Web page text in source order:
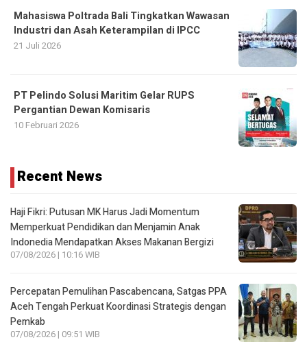
Mahasiswa Poltrada Bali Tingkatkan Wawasan
Industri dan Asah Keterampilan di IPCC
21 Juli 2026
PT Pelindo Solusi Maritim Gelar RUPS
Pergantian Dewan Komisaris
10 Februari 2026
Recent News
Haji Fikri: Putusan MK Harus Jadi Momentum
Memperkuat Pendidikan dan Menjamin Anak
Indonedia Mendapatkan Akses Makanan Bergizi
07/08/2026 | 10:16 WIB
Percepatan Pemulihan Pascabencana, Satgas PPA
Aceh Tengah Perkuat Koordinasi Strategis dengan
Pemkab
07/08/2026 | 09:51 WIB